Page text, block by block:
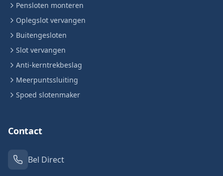
Pensloten monteren
Oplegslot vervangen
Buitengesloten
Slot vervangen
Anti-kerntrekbeslag
Meerpuntssluiting
Spoed slotenmaker
Contact
Bel Direct